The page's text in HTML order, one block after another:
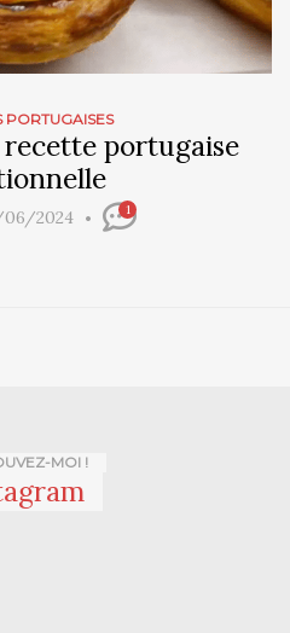
PORTUGAISES
recette portugaise
06/2024 1
MOI !